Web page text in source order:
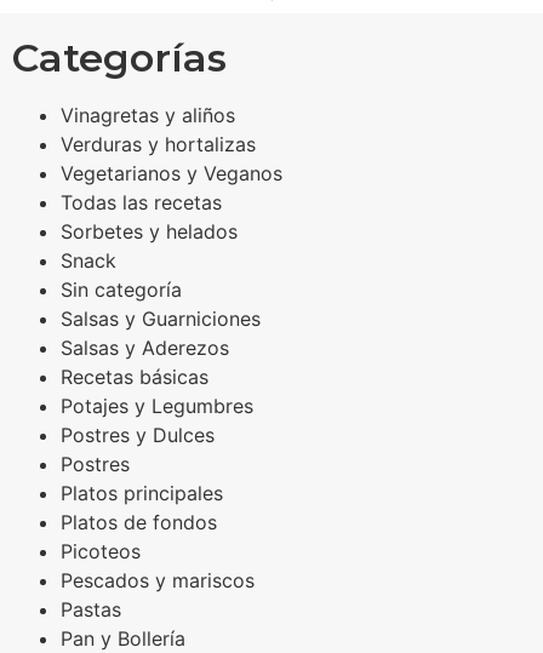
Categorías
Vinagretas y aliños
Verduras y hortalizas
Vegetarianos y Veganos
Todas las recetas
Sorbetes y helados
Snack
Sin categoría
Salsas y Guarniciones
Salsas y Aderezos
Recetas básicas
Potajes y Legumbres
Postres y Dulces
Postres
Platos principales
Platos de fondos
Picoteos
Pescados y mariscos
Pastas
Pan y Bollería